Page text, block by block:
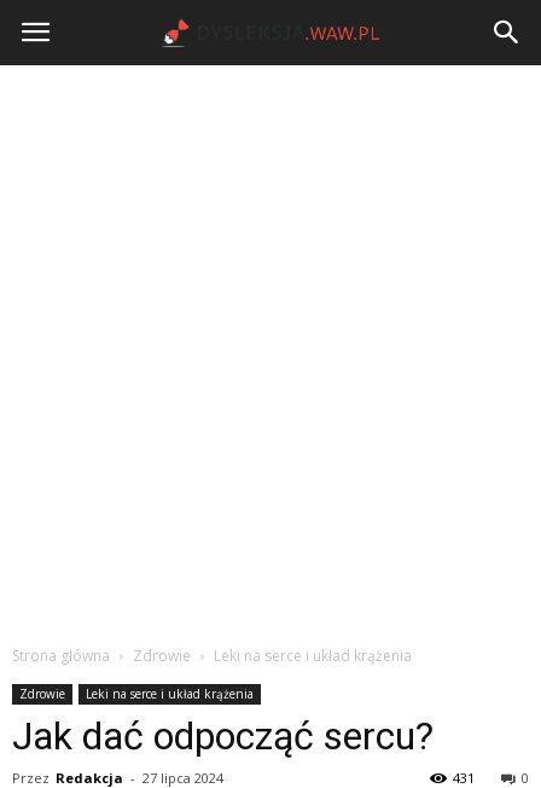
Dysleksja.waw.pl
Strona główna Zdrowie Leki na serce i układ krążenia
Zdrowie Leki na serce i układ krążenia
Jak dać odpocząć sercu?
Przez Redakcja - 27 lipca 2024 0
431